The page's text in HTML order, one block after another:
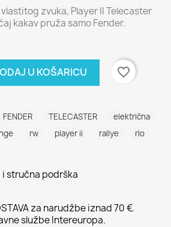
zvuka, Player II Telecaster
kakav pruža samo Fender.
U KOŠARICU favorite_border
FENDER TELECASTER
električna
rw player ii rallye rlo
stručna podrška
za narudžbe iznad 70 €.
službe Intereuropa.